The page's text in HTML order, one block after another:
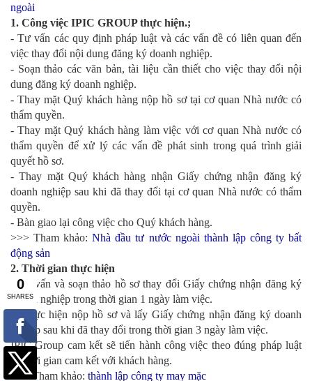
ngoài
1. Công việc IPIC GROUP thực hiện.;
- Tư vấn các quy định pháp luật và các vấn đề có liên quan đến
việc thay đổi nội dung đăng ký doanh nghiệp.
- Soạn thảo các văn bản, tài liệu cần thiết cho việc thay đổi nội
dung đăng ký doanh nghiệp.
- Thay mặt Quý khách hàng nộp hồ sơ tại cơ quan Nhà nước có
thẩm quyền.
- Thay mặt Quý khách hàng làm việc với cơ quan Nhà nước có
thẩm quyền để xử lý các vấn đề phát sinh trong quá trình giải
quyết hồ sơ.
- Thay mặt Quý khách hàng nhận Giấy chứng nhận đăng ký
doanh nghiệp sau khi đã thay đổi tại cơ quan Nhà nước có thẩm
quyền.
- Bàn giao lại công việc cho Quý khách hàng.
>>> Tham khảo:Nhà đầu tư nước ngoài thành lập công ty bất
động sản
2. Thời gian thực hiện
- Tư vấn và soạn thảo hồ sơ thay đổi Giấy chứng nhận đăng ký
doanh nghiệp trong thời gian 1 ngày làm việc.
- Thực hiện nộp hồ sơ và lấy Giấy chứng nhận đăng ký doanh
nghiệp sau khi đã thay đổi trong thời gian 3 ngày làm việc.
IPIC Group cam kết sẽ tiến hành công việc theo đúng pháp luật
và thời gian cam kết với khách hàng.
>>> Tham khảo: thành lập công ty may mặc